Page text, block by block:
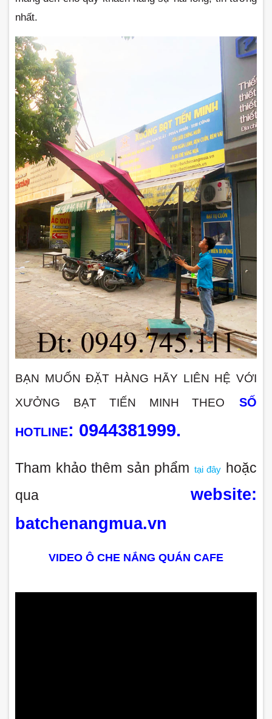
nhất.
BẠN MUỐN ĐẶT HÀNG HÃY LIÊN HỆ VỚI
XƯỞNG BẠT TIẾN MINH THEO
SỐ
HOTLINE: 0944381999.
Tham khảo thêm sản phẩm tại đây hoặc
qua website:
batchenangmua.vn
VIDEO Ô CHE NẮNG QUÁN CAFE